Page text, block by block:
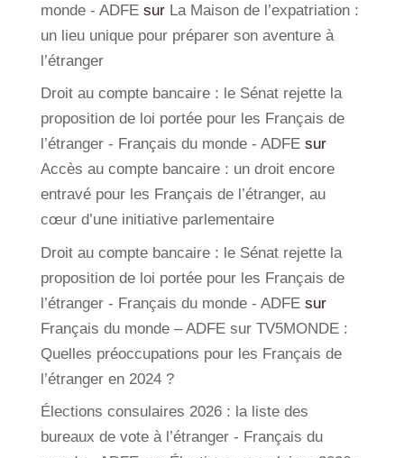
monde - ADFEsur La Maison de l’expatriation :
un lieu unique pour préparer son aventure à
l’étranger
Droit au compte bancaire : le Sénat rejette la
proposition de loi portée pour les Français de
l’étranger - Français du monde - ADFEsur
Accès au compte bancaire : un droit encore
entravé pour les Français de l’étranger, au
cœur d’une initiative parlementaire
Droit au compte bancaire : le Sénat rejette la
proposition de loi portée pour les Français de
l’étranger - Français du monde - ADFEsur
Français du monde – ADFE sur TV5MONDE :
Quelles préoccupations pour les Français de
l’étranger en 2024 ?
Élections consulaires 2026 : la liste des
bureaux de vote à l’étranger - Français du